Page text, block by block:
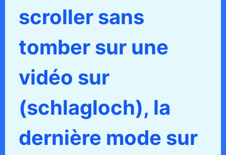
scroller sans
tomber sur une
vidéo sur
(schlagloch), la
dernière mode sur